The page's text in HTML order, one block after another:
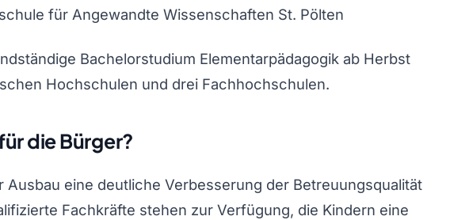
für Angewandte Wissenschaften St. Pölten
Bachelorstudium Elementarpädagogik ab Herbst
Hochschulen und drei Fachhochschulen.
die Bürger?
Ausbau eine deutliche Verbesserung der Betreuungsqualität
Fachkräfte stehen zur Verfügung, die Kindern eine